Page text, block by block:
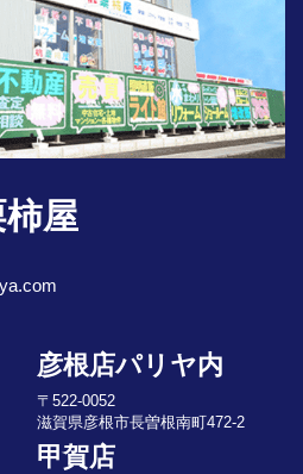
屋
彦根店パリヤ内
〒522-0052
滋賀県彦根市長曽根南町472-2
甲賀店